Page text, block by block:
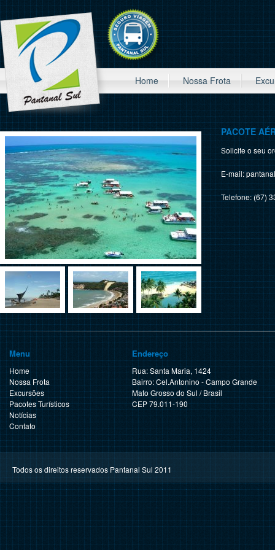
Home Nossa Frota
PACOTE
Solicite o seu
E-mail:
Telefone: (67)
Menu
Home
Nossa Frota
Excursões
Pacotes Turísticos
Notícias
Contato
Endereço
Rua: Santa Maria, 1424
Bairro: Cel.Antonino - Campo Grande
Mato Grosso do Sul / Brasil
CEP 79.011-190
Todos os direitos reservados Pantanal Sul 2011